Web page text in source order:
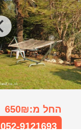
החל מ:650₪
052-9121693